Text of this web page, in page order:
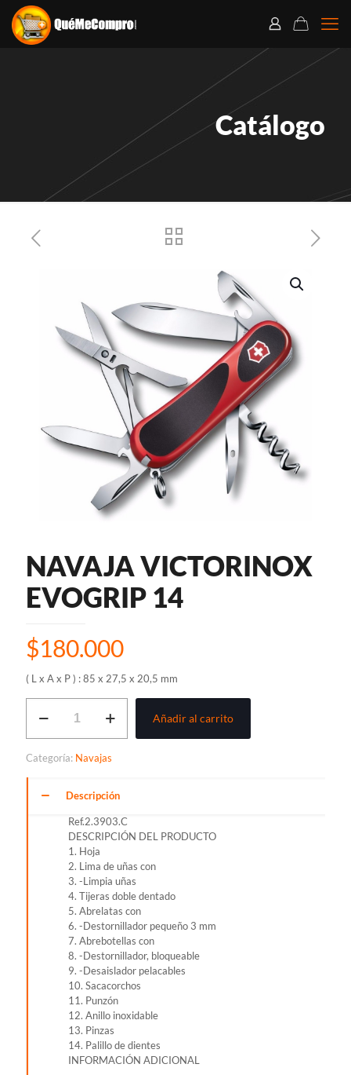
Catálogo
NAVAJA VICTORINOX
EVOGRIP 14
$180.000
( L x A x P ) : 85 x 27,5 x 20,5 mm
VICTORINOX
cantidad
Añadir al carrito
Categoría: Navajas
Descripción
Ref.2.3903.C
DESCRIPCIÓN DEL PRODUCTO
1. Hoja
2. Lima de uñas con
3. -Limpia uñas
4. Tijeras doble dentado
5. Abrelatas con
6. -Destornillador pequeño 3 mm
7. Abrebotellas con
8. -Destornillador, bloqueable
9. -Desaislador pelacables
10. Sacacorchos
11. Punzón
12. Anillo inoxidable
13. Pinzas
14. Palillo de dientes
INFORMACIÓN ADICIONAL